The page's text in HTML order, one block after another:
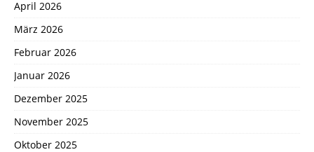
April 2026
März 2026
Februar 2026
Januar 2026
Dezember 2025
November 2025
Oktober 2025